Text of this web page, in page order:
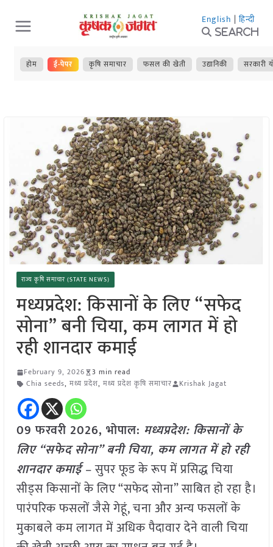
Skip
to
content
English | हिन्दी
Search
होम ई-पेपर कृषि समाचार फसल की खेती उद्यानिकी सरकारी
राज्य कृषि समाचार (STATE NEWS)
मध्यप्रदेश: किसानों के लिए “सफेद
सोना” बनी चिया, कम लागत में हो
रही शानदार कमाई
February 9, 2026
3 min read
Chia seeds, मध्य प्रदेश, मध्य प्रदेश कृषि समाचार Krishak Jagat
09 फरवरी 2026, भोपाल: मध्यप्रदेश: किसानों के
लिए “सफेद सोना” बनी चिया, कम लागत में हो रही
शानदार कमाई– सुपर फूड के रूप में प्रसिद्ध चिया
सीड्स किसानों के लिए “सफेद सोना” साबित हो रहा है।
पारंपरिक फसलों जैसे गेहूं, चना और अन्य फसलों के
मुकाबले कम लागत में अधिक पैदावार देने वाली चिया